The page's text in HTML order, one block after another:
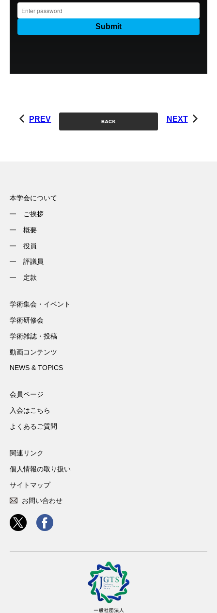
PREV NEXT
本学会について
ご挨拶
概要
役員
評議員
定款
学術集会・イベント
学術研修会
学術雑誌・投稿
動画コンテンツ
NEWS & TOPICS
会員ページ
入会はこちら
よくあるご質問
関連リンク
個人情報の取り扱い
サイトマップ
お問い合わせ